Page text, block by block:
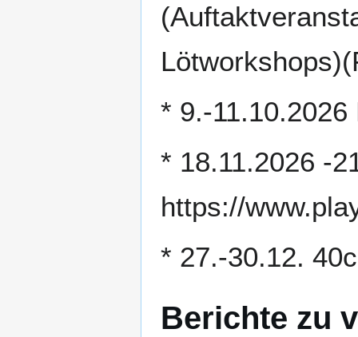
* 9.-
* 18.11.2026 -
https://
* 27.-30.12.
Berichte zu